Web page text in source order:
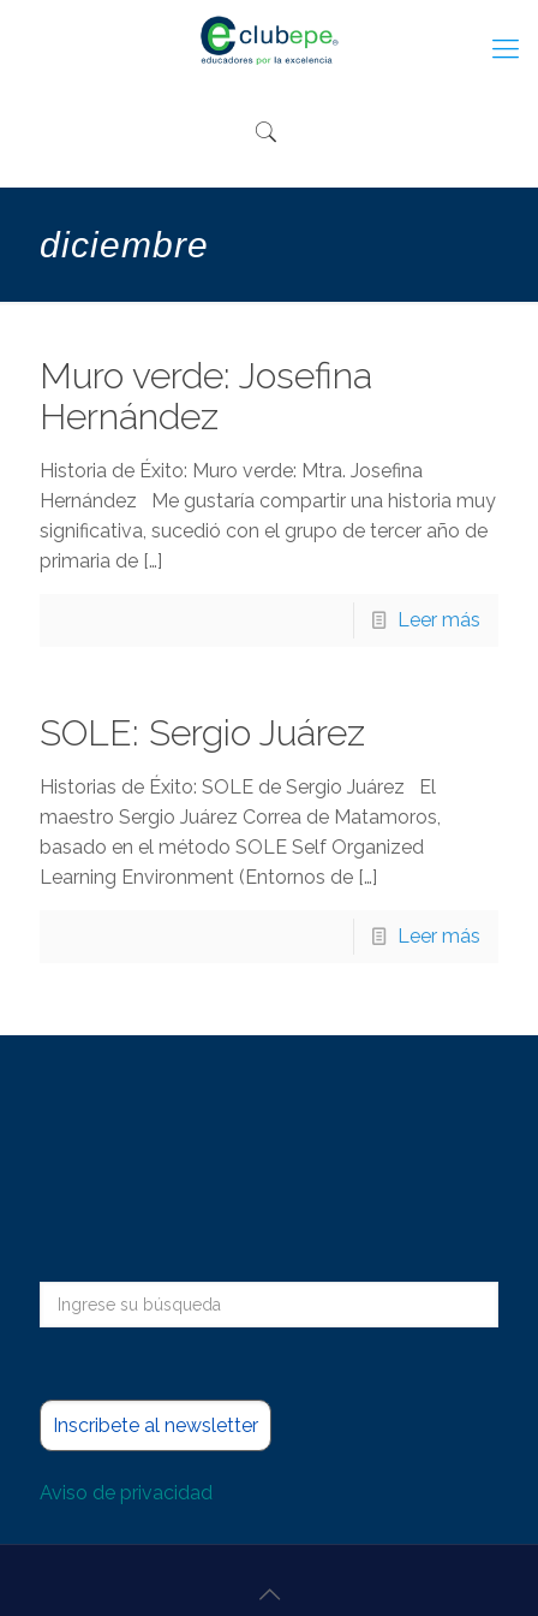
diciembre
Muro verde: Josefina
Hernández
Historia de Éxito: Muro verde: Mtra. Josefina
Hernández Me gustaría compartir una historia muy
significativa, sucedió con el grupo de tercer año de
primaria de […]
Leer más
SOLE: Sergio Juárez
Historias de Éxito: SOLE de Sergio Juárez El
maestro Sergio Juárez Correa de Matamoros,
basado en el método SOLE Self Organized
Learning Environment (Entornos de […]
Leer más
Inscribete al newsletter
Aviso de privacidad